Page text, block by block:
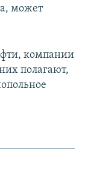
может
компании
полагают,